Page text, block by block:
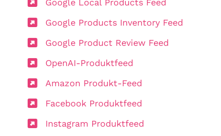
Google Local Products Feed
Google Products Inventory Feed
Google Product Review Feed
OpenAI-Produktfeed
Amazon Produkt-Feed
Facebook Produktfeed
Instagram Produktfeed